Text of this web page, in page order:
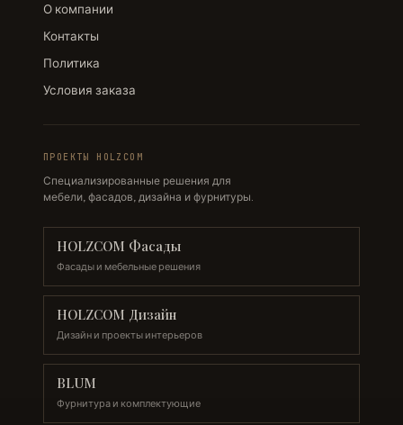
О компании
Контакты
Политика
Условия заказа
ПРОЕКТЫ HOLZCOM
Специализированные решения для
мебели, фасадов, дизайна и фурнитуры.
HOLZCOM Фасады
Фасады и мебельные решения
HOLZCOM Дизайн
Дизайн и проекты интерьеров
BLUM
Фурнитура и комплектующие